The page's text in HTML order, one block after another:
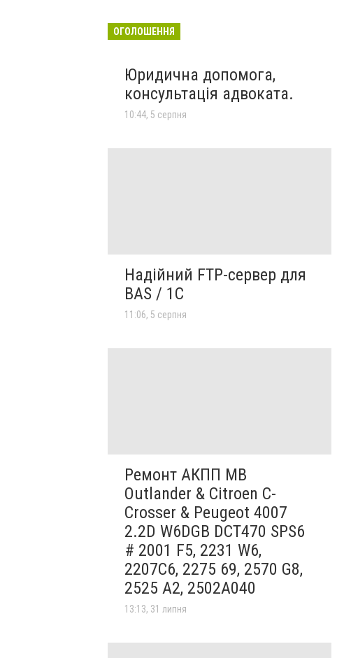
ОГОЛОШЕННЯ
Юридична допомога,
консультація адвоката.
10:44, 5 серпня
Надійний FTP-сервер для
BAS / 1C
11:06, 5 серпня
Ремонт АКПП MB
Outlander & Citroen C-
Crosser & Peugeot 4007
2.2D W6DGB DCT470 SPS6
# 2001 F5, 2231 W6,
2207C6, 2275 69, 2570 G8,
2525 A2, 2502A040
13:13, 31 липня